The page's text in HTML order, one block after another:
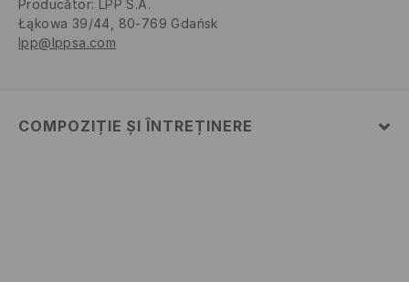
Producător: LPP S.A.
Łąkowa 39/44, 80-769 Gdańsk
lpp@lppsa.com
COMPOZIȚIE ȘI ÎNTREȚINERE